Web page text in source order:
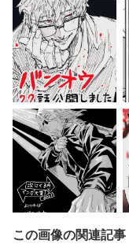
この画像の関連記事